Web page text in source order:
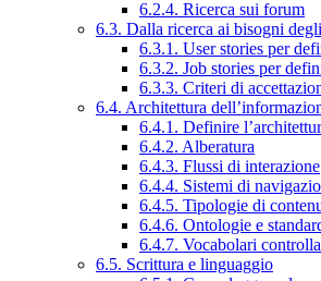
6.2.4. Ricerca sui forum
6.3. Dalla ricerca ai bisogni
6.3.1. User stories per
6.3.2. Job stories per
6.3.3. Criteri di
6.4. Architettura
6.4.1. Definire
6.4.2. Alberatura
6.4.3. Flussi di interazione
6.4.4. Sistemi di
6.4.5. Tipologie di
6.4.6. Ontologie e
6.4.7. Vocabolari
6.5. Scrittura e linguaggio